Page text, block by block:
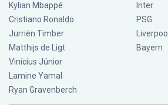
Kylian Mbappé
Cristiano Ronaldo
Jurriën Timber
Matthijs de Ligt
Vinícius Júnior
Lamine Yamal
Ryan Gravenberch
Inter
PSG
Liverpool
Bayern